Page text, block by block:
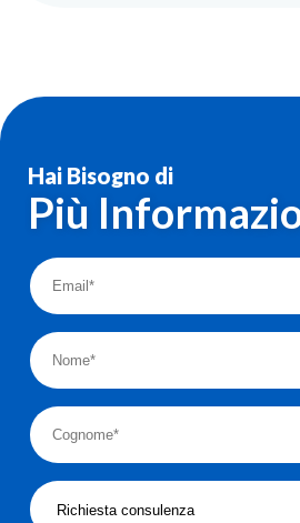
Hai Bisogno di
Più